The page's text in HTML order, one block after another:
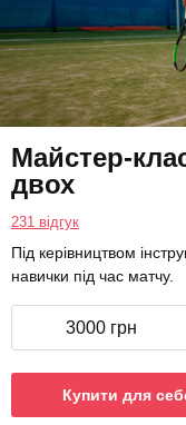
Майстер-
двох
231 відгук
Під керівництвом
навички під час матчу.
3000 грн
Купити для